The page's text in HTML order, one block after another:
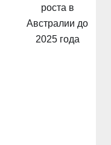
роста в
Австралии до
2025 года